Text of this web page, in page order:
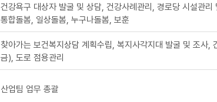
건강욕구 대상자 발굴 및 상담, 건강사례관리, 경로당 시설관
통합돌봄, 일상돌봄, 누구나돌봄, 보훈
찾아가는 보건복지상담 계획수립, 복지사각지대 발굴 및 조사,
금), 도로 점용관리
산업팀 업무 총괄